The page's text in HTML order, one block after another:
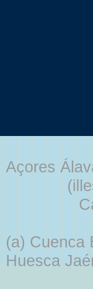
Açores
(a) Cuenca
Huesca